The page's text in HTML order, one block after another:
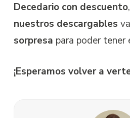
Decedario con descuento
nuestros descargables
sorpresa para poder tener
¡Esperamos volver a